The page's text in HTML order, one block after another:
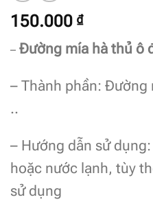
150.000 ₫
– Đường mía hà thủ ô
– Thành phần: Đường
..
– Hướng dẫn sử
hoặc nước lạnh, tùy
sử dụng